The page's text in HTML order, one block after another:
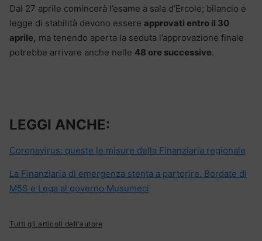
Dal 27 aprile comincerà l’esame a sala d’Ercole; bilancio e
legge di stabilità devono essere approvati entro il 30
aprile, ma tenendo aperta la seduta l’approvazione finale
potrebbe arrivare anche nelle 48 ore successive.
LEGGI ANCHE:
Coronavirus: queste le misure della Finanziaria regionale
La Finanziaria di emergenza stenta a partorire. Bordate di
M5S e Lega al governo Musumeci
Tutti gli articoli dell'autore